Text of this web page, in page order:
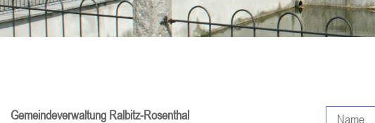
Gemeindeverwaltung Ralbitz-Rosenthal